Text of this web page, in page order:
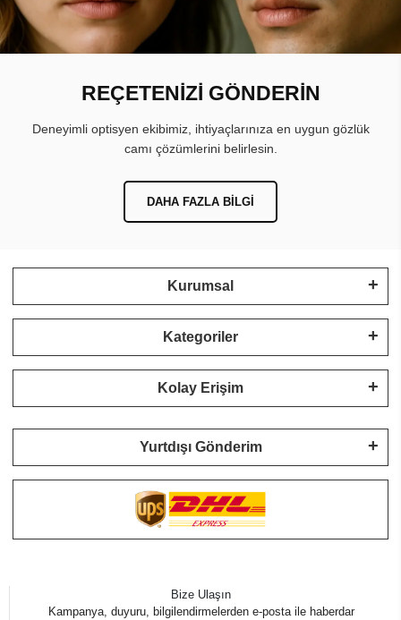
REÇETENİZİ GÖNDERİN
Deneyimli optisyen ekibimiz, ihtiyaçlarınıza en uygun gözlük
camı çözümlerini belirlesin.
DAHA FAZLA BILGI
Kurumsal
Kategoriler
Kolay Erişim
Yurtdışı Gönderim
Bize Ulaşın
Kampanya, duyuru, bilgilendirmelerden e-posta ile haberdar